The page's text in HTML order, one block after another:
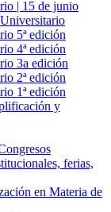
| 15 de junio
5ª edición
4ª edición
3a edición
2ª edición
1ª edición
y
ferias,
en Materia de